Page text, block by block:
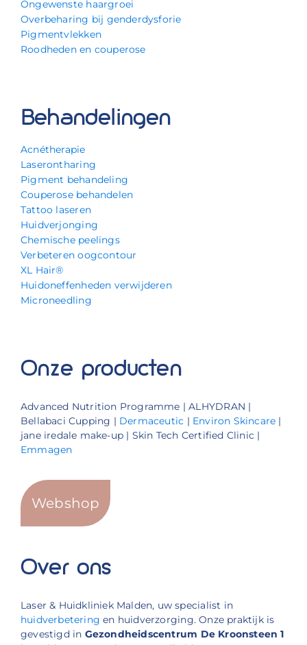
Ongewenste haargroei
Overbeharing bij genderdysforie
Pigmentvlekken
Roodheden en couperose
Behandelingen
Acnétherapie
Laserontharing
Pigment behandeling
Couperose behandelen
Tattoo laseren
Huidverjonging
Chemische peelings
Verbeteren oogcontour
XL Hair®
Huidoneffenheden verwijderen
Microneedling
Onze producten
Advanced Nutrition Programme | ALHYDRAN |
Bellabaci Cupping | Dermaceutic | Environ Skincare |
jane iredale make-up | Skin Tech Certified Clinic |
Emmagen
Webshop
Over ons
Laser & Huidkliniek Malden, uw specialist in
huidverbetering en huidverzorging. Onze praktijk is
gevestigd in Gezondheidscentrum De Kroonsteen 1